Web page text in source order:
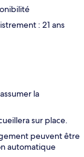
: 21 ans
la
sur place.
peuvent être
automatique